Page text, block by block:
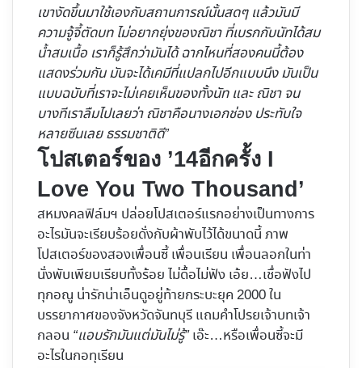
เขางัดขึ้นมาใช้เองกับสถานการณ์นั้นสดๆ แล้วมันมี
ความจู้จี้ตัดบท ไม่อยากยุ่งของณิชา ที่เบรกกับนัทได้สม
น้ำสมเนื้อ เราก็รู้สึกว่ามันได้ ฉากไหนที่สองคนนี้ต้อง
แสดงร่วมกัน มันจะได้เคมีที่แปลกไปอีกแบบนึง มันเป็น
แบบฉบับที่เราจะไม่เคยเห็นของทั้งนัท และ ณิชา จน
บางทีเราลืมไปเลยว่า ณิชาคือนางเอกช่อง ประทับใจ
หลายซีนเลย ธรรมชาติดี”
โปสเตอร์ของ ’14อีกครั้ง I
Love You Two Thousand’
สหมงคลฟิล์มฯ ปล่อยโปสเตอร์แรกอย่างเป็นทางการ
อะไรมันจะเรียบร้อยดั่งกับผ้าพับไว้ได้ขนาดนี้ ภาพ
โปสเตอร์ของสองเพื่อนซี้ เพื่อนเรียน เพื่อนลอกในท่า
นั่งพับเพียบเรียบทั้งร้อย ไม่ดื้อไม่ฟัง เอ้ย…เชื่อฟังไป
ทุกอณู น่ารักน่าเอ็นดูอยู่ท้ายกระบะยุค 2000 ใน
บรรยากาศของจังหวัดจันทบุรี แถมคำโปรยเจ้าบทเจ้า
กลอน “แอบรักมันแต่มันไม่รู้”เอ๊ะ…หรือเพื่อนซี้จะมี
อะไรในกอทุเรียน